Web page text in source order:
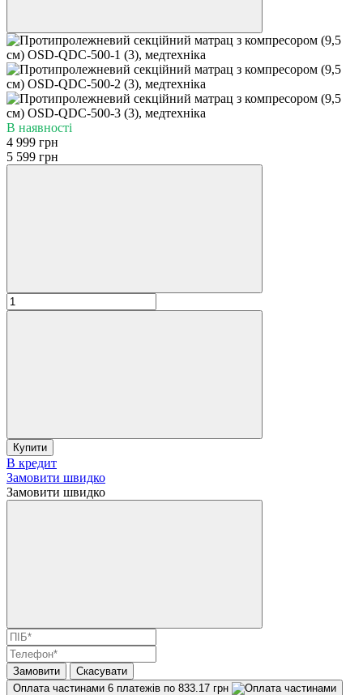
В наявності
4 999 грн
5 599 грн
Купити
В кредит
Замовити швидко
Замовити швидко
Замовити
Скасувати
Оплата частинами 6 платежів по 833.17 грн